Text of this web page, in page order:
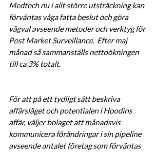
Medtech nu i allt större utsträckning kan
förväntas våga fatta beslut och göra
vägval avseende metoder och verktyg för
Post Market Surveillance.  Efter maj
månad så sammanställs nettoökningen
till ca 3% totalt.
För att på ett tydligt sätt beskriva
affärsläget och potentialen i Hoodins
affär, väljer bolaget att månadsvis
kommunicera förändringar i sin pipeline
avseende antalet företag som förväntas